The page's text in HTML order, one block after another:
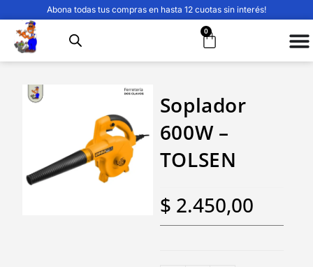
Abona todas tus compras en hasta 12 cuotas sin interés!
0
Soplador
600W –
TOLSEN
$ 2.450,00